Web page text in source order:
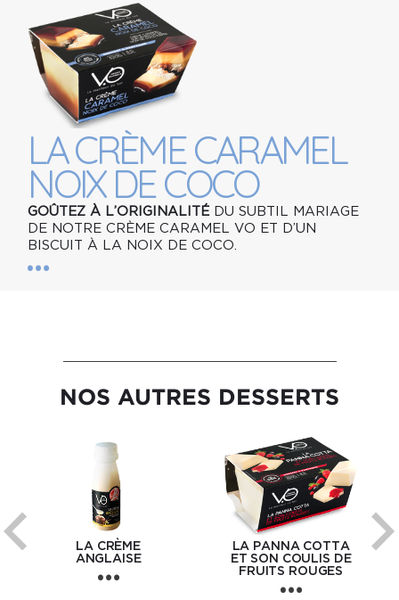
LA CRÈME CARAMEL
NOIX DE COCO
GOÛTEZ À L’ORIGINALITÉ DU SUBTIL MARIAGE
DE NOTRE CRÈME CARAMEL VO ET D’UN
BISCUIT À LA NOIX DE COCO.
NOS AUTRES DESSERTS
LA CRÈME
ANGLAISE
LA PANNA COTTA
ET SON COULIS DE
FRUITS ROUGES